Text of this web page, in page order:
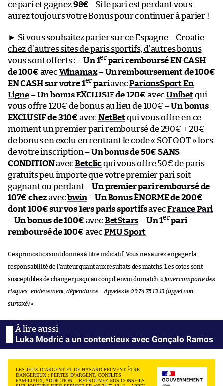
ce pari et gagnez98€– Si le pari est perdant vous
aurez toujours votre Bonus pour continuer à parier !
► Si vous souhaitez parier sur ce Espagne – Croatie
chez d’autres sites de paris sportifs, d’autres bonus
vous sont offerts: –Un 1er pari remboursé EN CASH
de 100€ avec Winamax–Un remboursement de 100€
EN CASH sur votre 1er pariavecParionsSport En
Ligne –Un bonus EXCLUSIF de 120€ avec Unibetqui
vous offre 120€ de bonus au lieu de 100€ –Un bonus
EXCLUSIF de 310€ avecNetBetqui vous offre en ce
moment un premier pari remboursé de 290€ + 20€
de bonus en exclu en rentrant le code « SOFOOT » lors
de votre inscription –Un bonus de 50€ SANS
CONDITIONavecBetclicqui vous offre 50€ de paris
gratuits peu importe que votre premier pari soit
gagnant ou perdant –Un premier pari remboursé de
107€ chezavecbwin–Un Bonus ÉNORME de 200€
dont 100€ sur vos 1ers paris sportifsavecFrance Pari
–Un bonus de 100€ avec BetStars –Un 1erpari
remboursé de 100€ avec PMU Sport
Ces pronostics sont donnés à titre indicatif. Vous ne saurez engager la
responsabilité de l’auteur quant aux résultats des matchs. Les cotes sont
susceptibles de changer jusqu’au coup d’envoi du match. « Jouer comporte des
risques : endettement, dépendance… Appelez le 09 74 75 13 13 (appel non
surtaxé)»
Luka Modrić a un contentieux avec Gonçalo Ramos
LES JEUX D’ARGENT ET DE HASARD PEUVENT ÊTRE
DANGEREUX : PERTES D’ARGENT, CONFLITS
FAMILIAUX, ADDICTION… RETROUVEZ NOS CONSEILS